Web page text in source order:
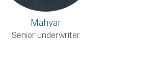
Mahyar
Senior underwriter